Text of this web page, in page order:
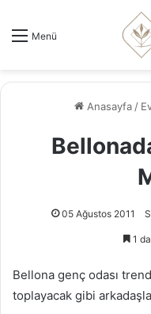
Menü
Anasayfa /
05 Ağustos 2011
1
Bellona genç odası
toplayacak gibi